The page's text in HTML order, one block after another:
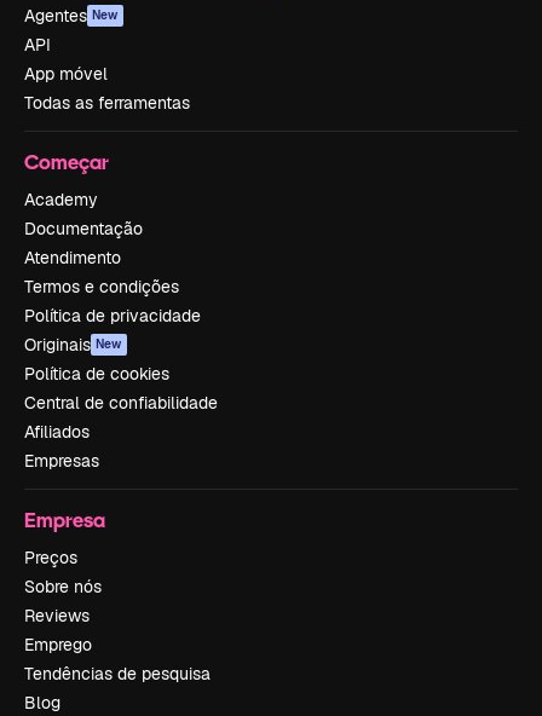
Agentes New
API
App móvel
Todas as ferramentas
Começar
Academy
Documentação
Atendimento
Termos e condições
Política de privacidade
Originais New
Política de cookies
Central de confiabilidade
Afiliados
Empresas
Empresa
Preços
Sobre nós
Reviews
Emprego
Tendências de pesquisa
Blog